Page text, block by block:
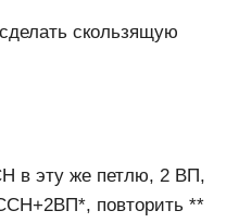
скользящую
в эту же петлю, 2 ВП,
повторить **